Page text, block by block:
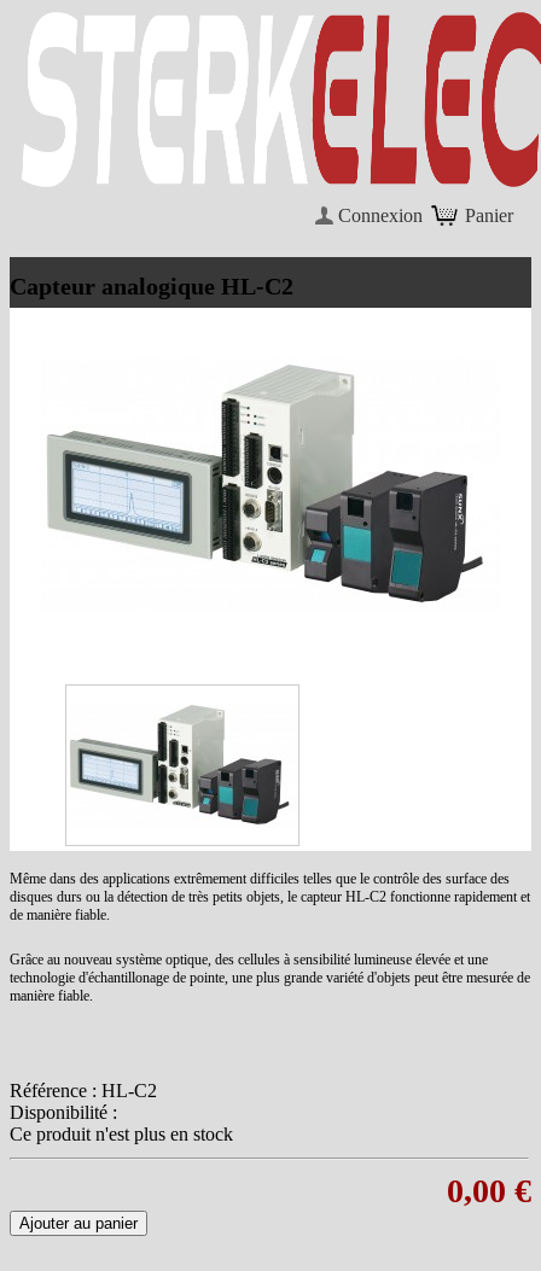
Panier
Connexion
Capteur analogique HL-C2
Même dans des applications extrêmement difficiles telles que le contrôle des surface des
disques durs ou la détection de très petits objets, le capteur HL-C2 fonctionne rapidement et
de manière fiable.
Grâce au nouveau système optique, des cellules à sensibilité lumineuse élevée et une
technologie d'échantillonage de pointe, une plus grande variété d'objets peut être mesurée de
manière fiable.
Référence : HL-C2
Disponibilité :
Ce produit n'est plus en stock
0,00 €
Ajouter au panier